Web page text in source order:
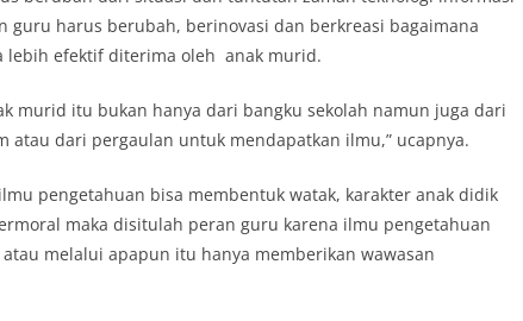
guru harus berubah, berinovasi dan berkreasi bagaimana
lebih efektif diterima oleh anak murid.
murid itu bukan hanya dari bangku sekolah namun juga dari
atau dari pergaulan untuk mendapatkan ilmu,” ucapnya.
pengetahuan bisa membentuk watak, karakter anak didik
maka disitulah peran guru karena ilmu pengetahuan
melalui apapun itu hanya memberikan wawasan